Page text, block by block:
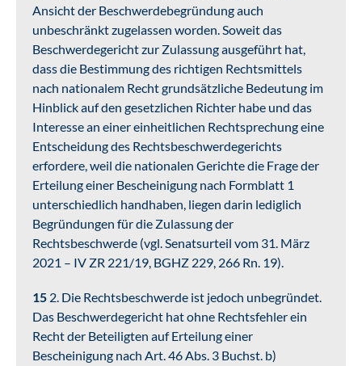
Ansicht der Beschwerdebegründung auch
unbeschränkt zugelassen worden. Soweit das
Beschwerdegericht zur Zulassung ausgeführt hat,
dass die Bestimmung des richtigen Rechtsmittels
nach nationalem Recht grundsätzliche Bedeutung im
Hinblick auf den gesetzlichen Richter habe und das
Interesse an einer einheitlichen Rechtsprechung eine
Entscheidung des Rechtsbeschwerdegerichts
erfordere, weil die nationalen Gerichte die Frage der
Erteilung einer Bescheinigung nach Formblatt 1
unterschiedlich handhaben, liegen darin lediglich
Begründungen für die Zulassung der
Rechtsbeschwerde (vgl. Senatsurteil vom 31. März
2021 – IV ZR 221/19, BGHZ 229, 266 Rn. 19).
15 2. Die Rechtsbeschwerde ist jedoch unbegründet.
Das Beschwerdegericht hat ohne Rechtsfehler ein
Recht der Beteiligten auf Erteilung einer
Bescheinigung nach Art. 46 Abs. 3 Buchst. b)